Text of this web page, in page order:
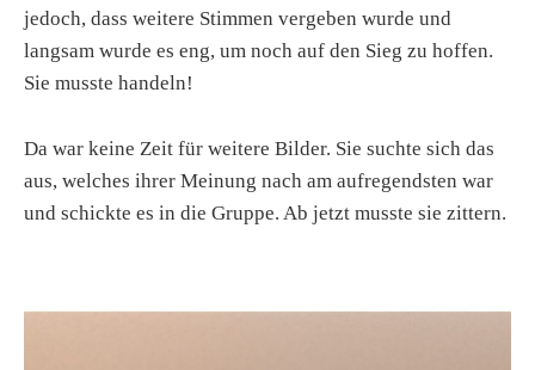
jedoch, dass weitere Stimmen vergeben wurde und
langsam wurde es eng, um noch auf den Sieg zu hoffen.
Sie musste handeln!
Da war keine Zeit für weitere Bilder. Sie suchte sich das
aus, welches ihrer Meinung nach am aufregendsten war
und schickte es in die Gruppe. Ab jetzt musste sie zittern.